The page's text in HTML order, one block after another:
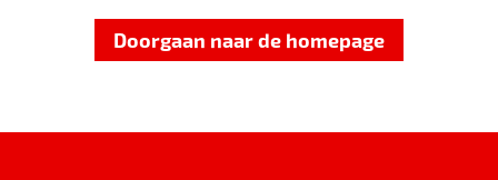
Doorgaan naar de homepage